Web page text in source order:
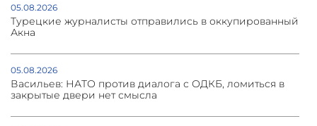
05.08.2026
Турецкие журналисты отправились в оккупированный
Акна
05.08.2026
Васильев: НАТО против диалога с ОДКБ, ломиться в
закрытые двери нет смысла